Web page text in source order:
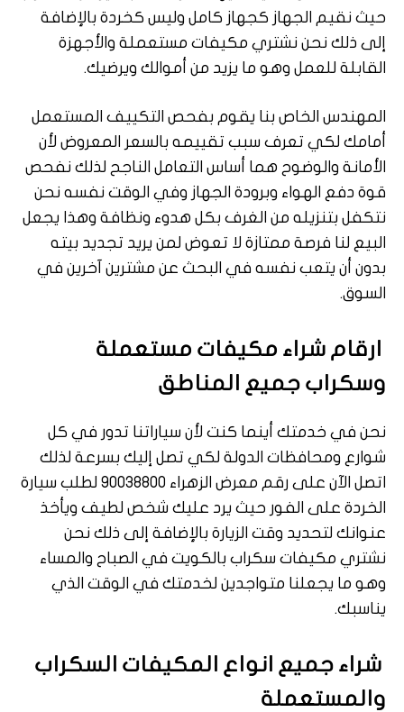
حيث نقيم الجهاز كجهاز كامل وليس كخردة بالإضافة
إلى ذلك نحن نشتري مكيفات مستعملة والأجهزة
القابلة للعمل وهو ما يزيد من أموالك ويرضيك.
المهندس الخاص بنا يقوم بفحص التكييف المستعمل
أمامك لكي تعرف سبب تقييمه بالسعر المعروض لأن
الأمانة والوضوح هما أساس التعامل الناجح لذلك نفحص
قوة دفع الهواء وبرودة الجهاز وفي الوقت نفسه نحن
نتكفل بتنزيله من الغرف بكل هدوء ونظافة وهذا يجعل
البيع لنا فرصة ممتازة لا تعوض لمن يريد تجديد بيته
بدون أن يتعب نفسه في البحث عن مشترين آخرين في
السوق.
ارقام شراء مكيفات مستعملة
وسكراب جميع المناطق
نحن في خدمتك أينما كنت لأن سياراتنا تدور في كل
شوارع ومحافظات الدولة لكي تصل إليك بسرعة لذلك
اتصل الآن على رقم معرض الزهراء 90038800 لطلب سيارة
الخردة على الفور حيث يرد عليك شخص لطيف ويأخذ
عنوانك لتحديد وقت الزيارة بالإضافة إلى ذلك نحن
نشتري مكيفات سكراب بالكويت في الصباح والمساء
وهو ما يجعلنا متواجدين لخدمتك في الوقت الذي
يناسبك.
شراء جميع انواع المكيفات السكراب
والمستعملة